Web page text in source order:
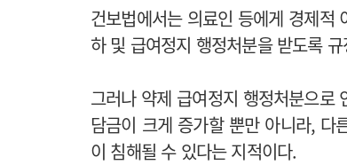
건보법에서는 의료인 등에게 경제적
하 및 급여정지 행정처분을 받도록
그러나 약제 급여정지 행정처분으로
담금이 크게 증가할 뿐만 아니라, 다
이 침해될 수 있다는 지적이다.